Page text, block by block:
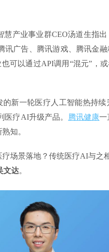
产业事业群CEO汤道生指
讯广告、腾讯游戏、腾讯金
可以通过API调用“混元”，
新一轮医疗人工智能热持
医疗AI升级产品。
腾讯健康一
知。
场景落地？传统医疗AI与之
文达。